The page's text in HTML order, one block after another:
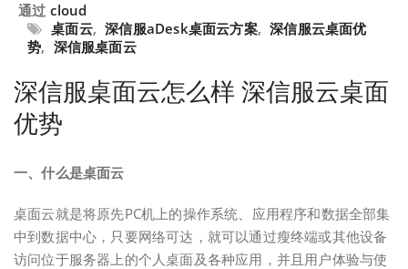
通过 cloud
桌面云, 深信服aDesk桌面云方案, 深信服云桌面优
势, 深信服桌面云
深信服桌面云怎么样 深信服云桌面
优势
一、什么是桌面云
桌面云就是将原先PC机上的操作系统、应用程序和数据全部集
中到数据中心，只要网络可达，就可以通过瘦终端或其他设备
访问位于服务器上的个人桌面及各种应用，并且用户体验与使